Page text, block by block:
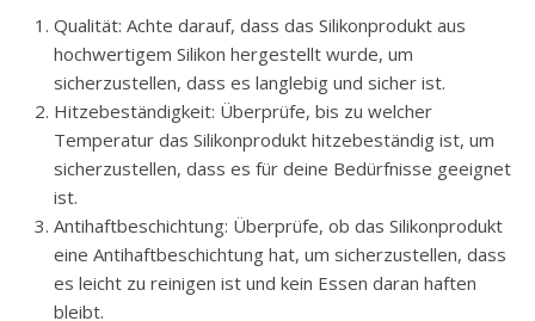
Qualität: Achte darauf, dass das Silikonprodukt aus
hochwertigem Silikon hergestellt wurde, um
sicherzustellen, dass es langlebig und sicher ist.
Hitzebeständigkeit: Überprüfe, bis zu welcher
Temperatur das Silikonprodukt hitzebeständig ist, um
sicherzustellen, dass es für deine Bedürfnisse geeignet
ist.
Antihaftbeschichtung: Überprüfe, ob das Silikonprodukt
eine Antihaftbeschichtung hat, um sicherzustellen, dass
es leicht zu reinigen ist und kein Essen daran haften
bleibt.